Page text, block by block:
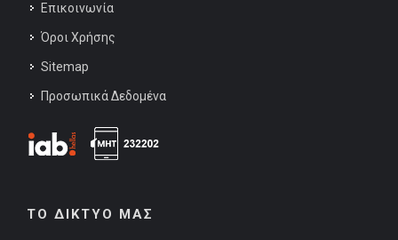
Επικοινωνία
Όροι Χρήσης
Sitemap
Προσωπικά Δεδομένα
ΤΟ ΔΙΚΤΥΟ ΜΑΣ